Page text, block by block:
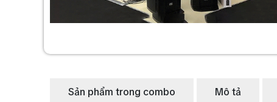
Sản phẩm trong combo Mô tả